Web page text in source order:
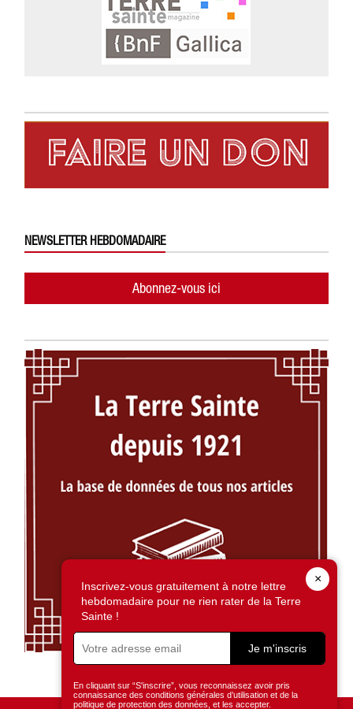
NEWSLETTER HEBDOMADAIRE
Abonnez-vous ici
×
Inscrivez-vous gratuitement à notre lettre
hebdomadaire pour ne rien rater de la Terre
Sainte !
Je m'inscris
En cliquant sur “S'inscrire”, vous reconnaissez avoir pris
connaissance des conditions générales d’utilisation et de la
politique de protection des données, et les accepter.